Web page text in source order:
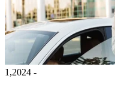
1,2024 -